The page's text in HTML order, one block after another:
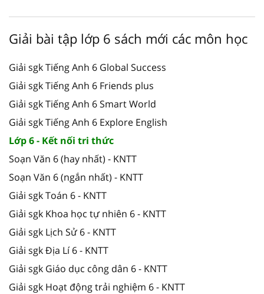
Giải bài tập lớp 6 sách mới các môn học
Giải sgk Tiếng Anh 6 Global Success
Giải sgk Tiếng Anh 6 Friends plus
Giải sgk Tiếng Anh 6 Smart World
Giải sgk Tiếng Anh 6 Explore English
Lớp 6 - Kết nối tri thức
Soạn Văn 6 (hay nhất) - KNTT
Soạn Văn 6 (ngắn nhất) - KNTT
Giải sgk Toán 6 - KNTT
Giải sgk Khoa học tự nhiên 6 - KNTT
Giải sgk Lịch Sử 6 - KNTT
Giải sgk Địa Lí 6 - KNTT
Giải sgk Giáo dục công dân 6 - KNTT
Giải sgk Hoạt động trải nghiệm 6 - KNTT